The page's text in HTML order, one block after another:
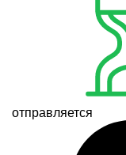
отправляется